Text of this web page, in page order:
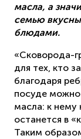
масла, а
семью
блюдами.
«Сковорода-
для тех, кто
благодаря
посуде
масла: к нему
останется в
Таким